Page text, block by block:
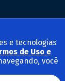
e tecnologias
de Uso e
você